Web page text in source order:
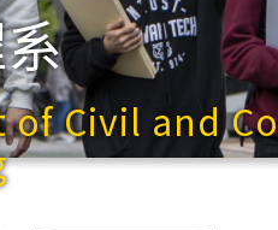
of Civil and